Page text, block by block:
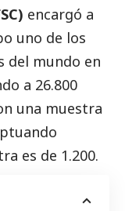
) encargó a
uno de los
del mundo en
a 26.800
una muestra
es de 1.200.